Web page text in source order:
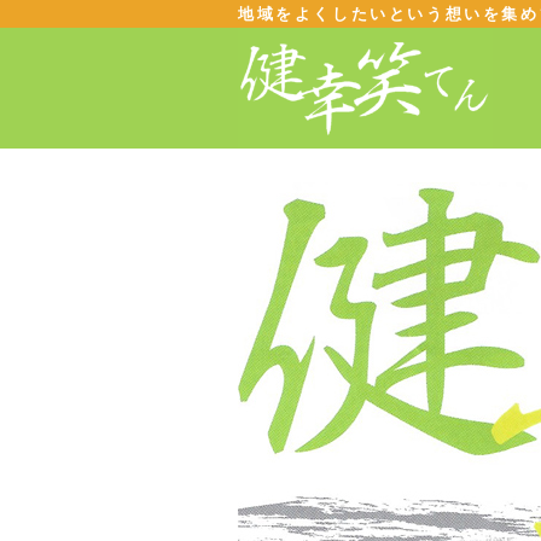
地域をよくしたいという想いを集